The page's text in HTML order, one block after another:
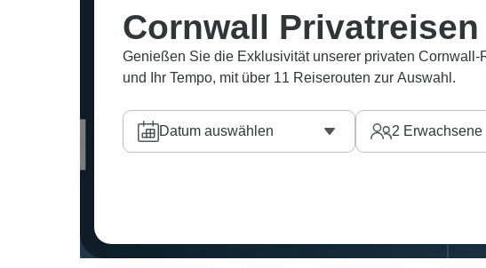
Cornwall Privatreisen
Genießen Sie die Exklusivität unserer privaten Cornwall-
und Ihr Tempo, mit über 11 Reiserouten zur Auswahl.
Datum auswählen 2 Erwachsene